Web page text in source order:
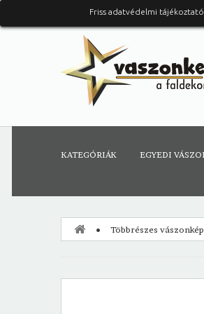
KATEGÓRIÁK EGYEDI
Friss adatvédelmi
Többrészes